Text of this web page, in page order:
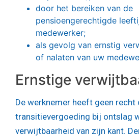
door het bereiken van de
pensioengerechtigde
medewerker;
als gevolg van ernstig
of nalaten van uw
Ernstige
De werknemer heeft geen recht
transitievergoeding bij ontslag
verwijtbaarheid van zijn kant.